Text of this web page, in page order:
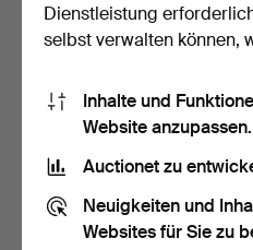
Sterlingsilber, Thorvald
Nie…
8 Tage
Dienstleistung
selbst verwalten können,
Inhalte und
Website anzupassen.
Auctionet zu
Neuigkeiten und
Websites für Sie zu